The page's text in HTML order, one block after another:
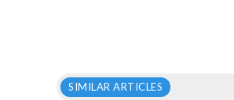
SIMILAR ARTICLES